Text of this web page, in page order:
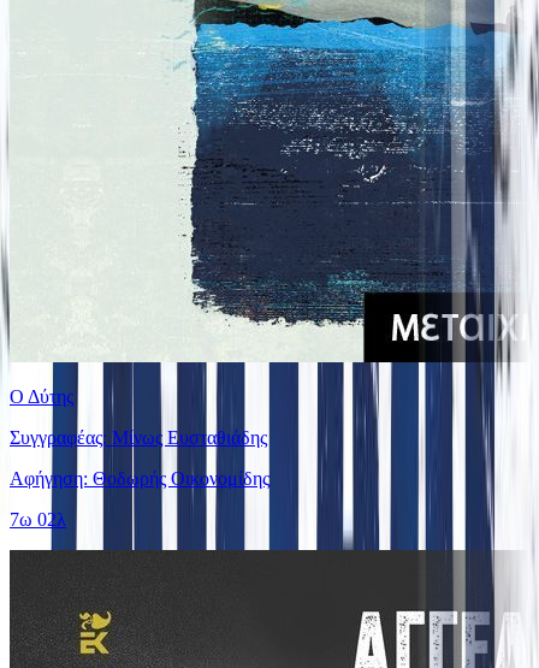
Ο Δύτης
Συγγραφέας: Μίνως Ευσταθιάδης
Αφήγηση: Θοδωρής Οικονομίδης
7ω 02λ